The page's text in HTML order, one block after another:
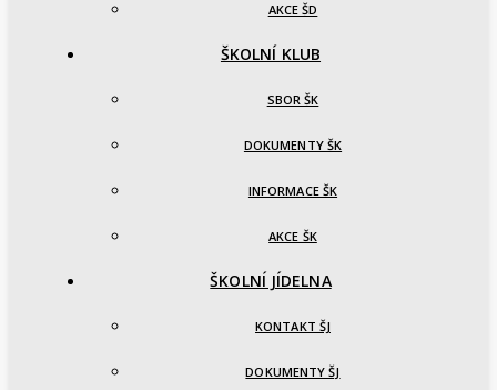
AKCE ŠD
ŠKOLNÍ KLUB
SBOR ŠK
DOKUMENTY ŠK
INFORMACE ŠK
AKCE ŠK
ŠKOLNÍ JÍDELNA
KONTAKT ŠJ
DOKUMENTY ŠJ